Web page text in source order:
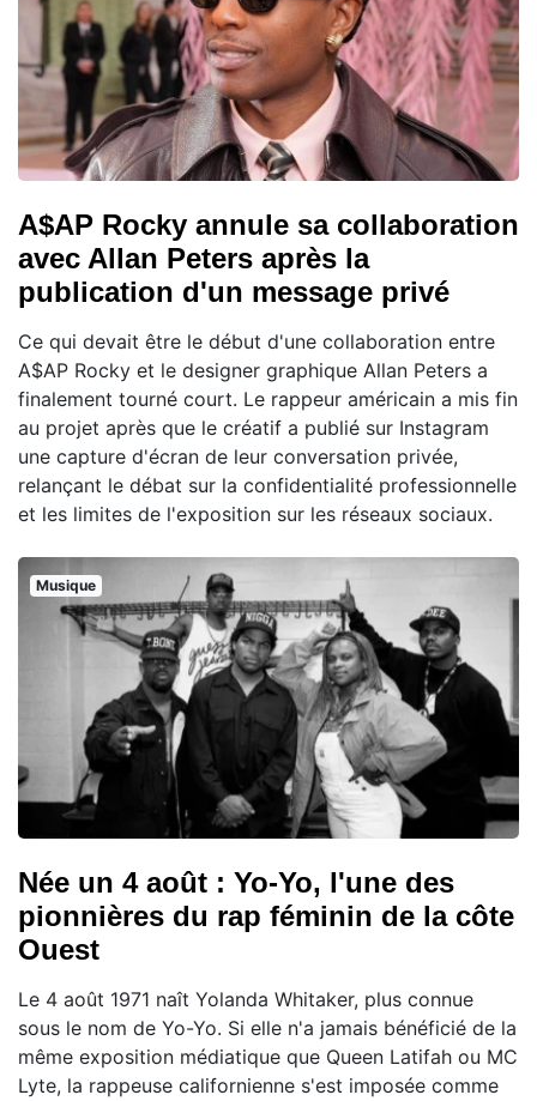
A$AP Rocky annule sa collaboration
avec Allan Peters après la
publication d'un message privé
Ce qui devait être le début d'une collaboration entre
A$AP Rocky et le designer graphique Allan Peters a
finalement tourné court. Le rappeur américain a mis fin
au projet après que le créatif a publié sur Instagram
une capture d'écran de leur conversation privée,
relançant le débat sur la confidentialité professionnelle
et les limites de l'exposition sur les réseaux sociaux.
Musique
Née un 4 août : Yo-Yo, l'une des
pionnières du rap féminin de la côte
Ouest
Le 4 août 1971 naît Yolanda Whitaker, plus connue
sous le nom de Yo-Yo. Si elle n'a jamais bénéficié de la
même exposition médiatique que Queen Latifah ou MC
Lyte, la rappeuse californienne s'est imposée comme